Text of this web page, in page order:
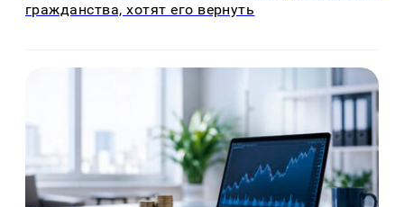
гражданства, хотят его вернуть